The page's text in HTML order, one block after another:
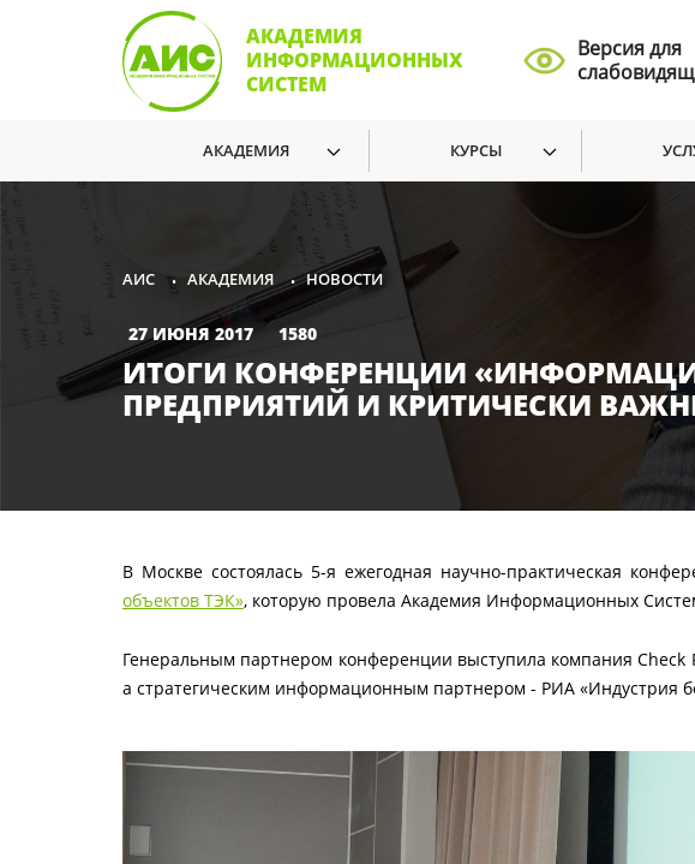
АКАДЕМИЯ
ИНФОРМАЦИОННЫХ
СИСТЕМ
Версия для
АКАДЕМИЯ КУРСЫ
АИС • АКАДЕМИЯ • НОВОСТИ
27 ИЮНЯ 2017 1580
ИТОГИ КОНФЕРЕНЦИИ
ПРЕДПРИЯТИЙ И КРИТИЧЕСКИ
В Москве состоялась 5-я ежегодная научно-практическая
объектов ТЭК», которую провела Академия Информационных
Генеральным партнером конференции выступила компания
а стратегическим информационным партнером - РИА «Индустрия